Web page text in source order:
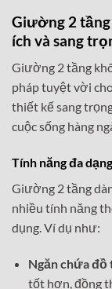
Giường 2
ích và sang
Giường 2 tầng
pháp tuyệt vời
thiết kế sang
cuộc sống hàng
Tính năng đa
Giường 2 tầng
nhiều tính năng
dụng. Ví dụ như:
Ngăn chứa đồ
tốt hơn, đồng